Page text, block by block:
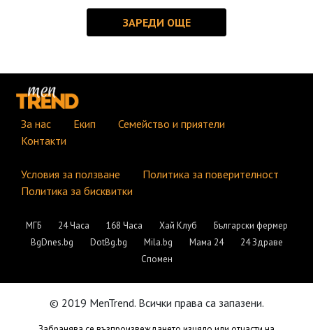
За нас Екип
Семейство и приятели
Контакти
Условия за ползване
Политика за поверителност
Политика за бисквитки
МГБ 24 Часа 168 Часа Хай Клуб
Български фермер
BgDnes.bg
DotBg.bg Mila.bg Мама 24
24 Здраве
Спомен
© 2019 MenTrend. Всички права са запазени.